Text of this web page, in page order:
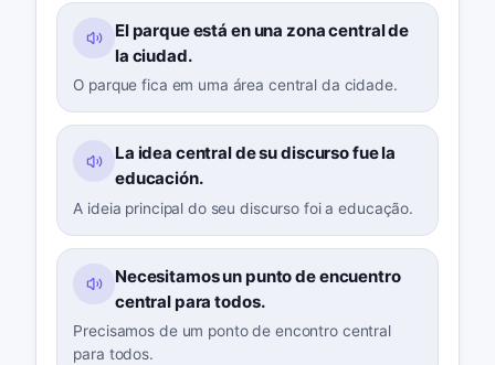
El parque está en una zona central de
la ciudad.
O parque fica em uma área central da cidade.
La idea central de su discurso fue la
educación.
A ideia principal do seu discurso foi a educação.
Necesitamos un punto de encuentro
central para todos.
Precisamos de um ponto de encontro central
para todos.